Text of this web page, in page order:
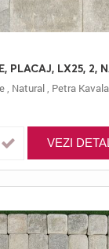
PLACAJ, LX25, 2,
, Natural, Petra Kavala
VEZI